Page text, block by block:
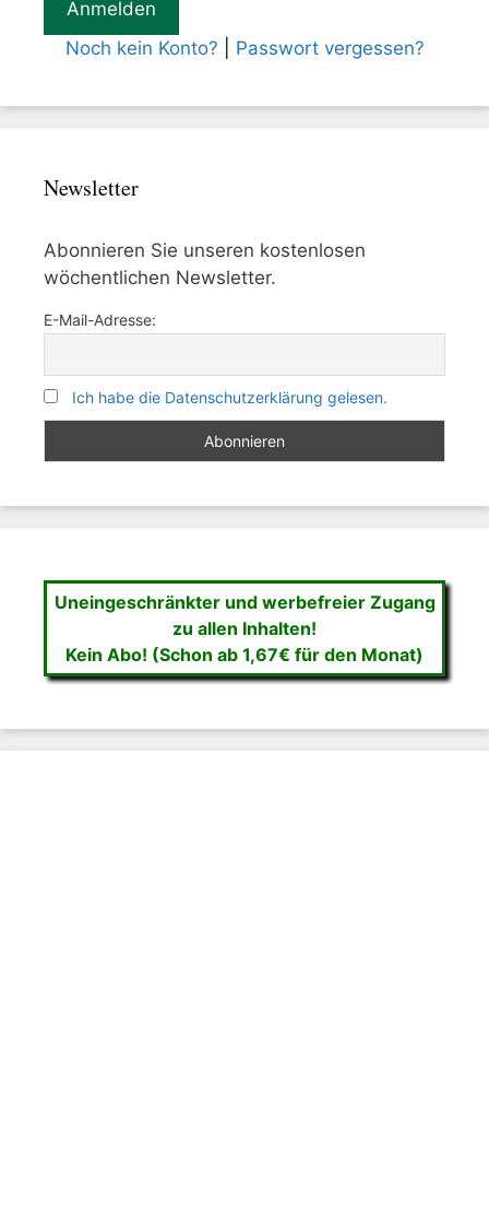
Noch kein Konto? Passwort vergessen?
Newsletter
Abonnieren Sie unseren kostenlosen
wöchentlichen Newsletter.
E-Mail-Adresse:
Ich habe die Datenschutzerklärung gelesen.
Uneingeschränkter und werbefreier Zugang
zu allen Inhalten!
Kein Abo! (Schon ab 1,67€ für den Monat)